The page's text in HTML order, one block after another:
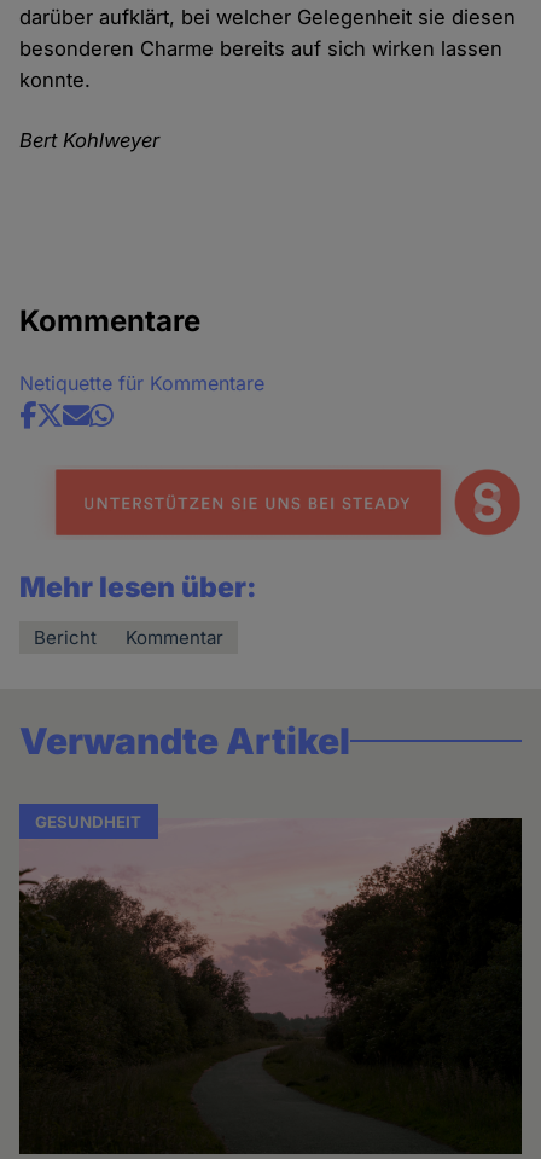
darüber aufklärt, bei welcher Gelegenheit sie diesen
besonderen Charme bereits auf sich wirken lassen
konnte.
Bert Kohlweyer
Kommentare
Netiquette für Kommentare
Share
news
Mehr lesen über:
Bericht Kommentar
Verwandte Artikel
GESUNDHEIT